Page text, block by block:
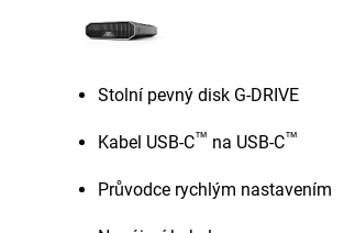
Stolní pevný disk G-DRIVE
Kabel USB-C™ na USB-C™
Průvodce rychlým nastavením